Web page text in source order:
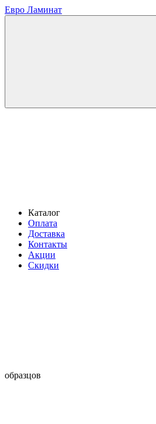
Евро Ламинат
Каталог
Оплата
Доставка
Контакты
Акции
Скидки
образцов